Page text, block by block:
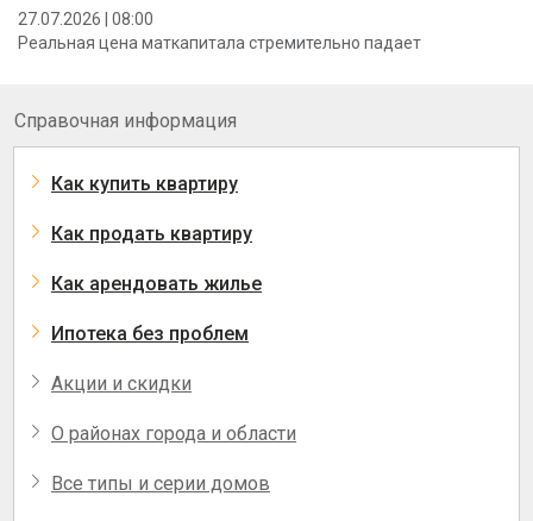
27.07.2026 | 08:00
Реальная цена маткапитала стремительно падает
Справочная информация
Как купить квартиру
Как продать квартиру
Как арендовать жилье
Ипотека без проблем
Акции и скидки
О районах города и области
Все типы и серии домов